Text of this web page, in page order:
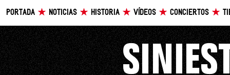
PORTADA NOTICIAS HISTORIA VÍDEOS CONCIERTOS